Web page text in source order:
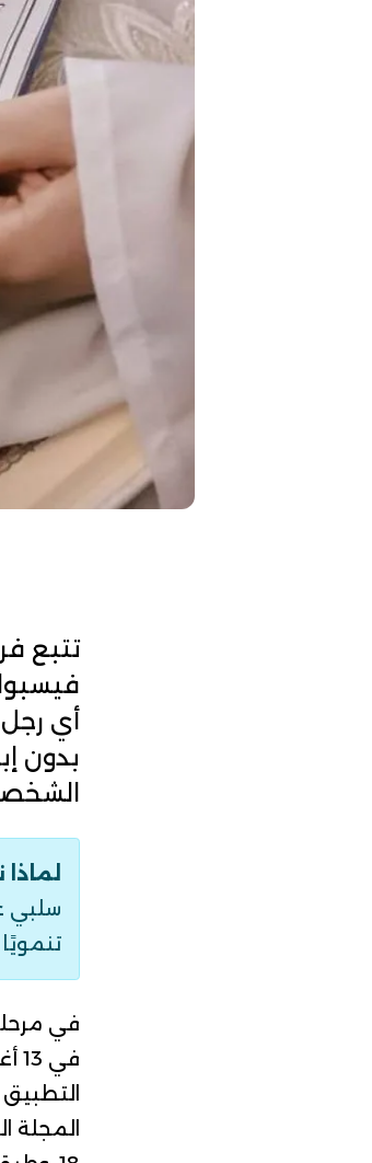
تتبع
بدون
سلبي
في
المجلة